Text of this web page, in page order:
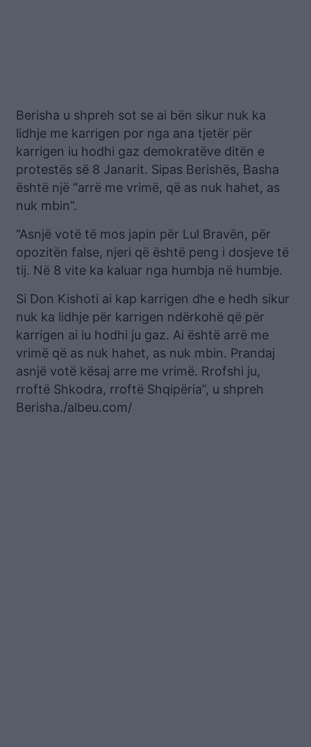
Berisha u shpreh sot se ai bën sikur nuk ka
lidhje me karrigen por nga ana tjetër për
karrigen iu hodhi gaz demokratëve ditën e
protestës së 8 Janarit. Sipas Berishës, Basha
është një “arrë me vrimë, që as nuk hahet, as
nuk mbin”.
“Asnjë votë të mos japin për Lul Bravën, për
opozitën false, njeri që është peng i dosjeve të
tij. Në 8 vite ka kaluar nga humbja në humbje.
Si Don Kishoti ai kap karrigen dhe e hedh sikur
nuk ka lidhje për karrigen ndërkohë që për
karrigen ai iu hodhi ju gaz. Ai është arrë me
vrimë që as nuk hahet, as nuk mbin. Prandaj
asnjë votë kësaj arre me vrimë. Rrofshi ju,
rroftë Shkodra, rroftë Shqipëria”, u shpreh
Berisha./albeu.com/